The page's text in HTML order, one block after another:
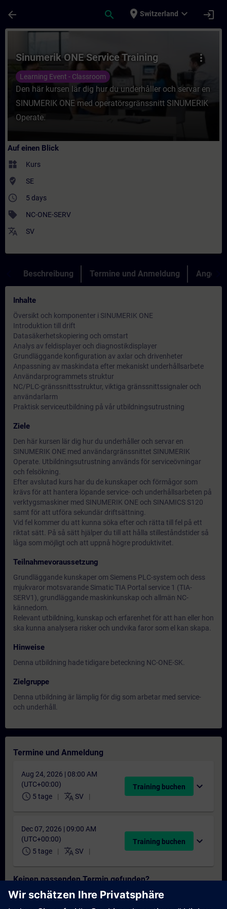
arrow_back search place Switzerland expand_more login
Kurs - Sinumerik ONE Service Training -
more_vert
Sinumerik ONE Service Training
Learning Event - Classroom
Den här kursen lär dig hur du underhåller och servar en
SINUMERIK ONE med operatörsgränssnitt SINUMERIK
Operate.
Auf einen Blick
widgets Kurs
where_to_vote SE
access_time 5 days
sell NC-ONE-SERV
translate SV
Beschreibung Termine und Anmeldung Angebot
Inhalte
Översikt och komponenter i SINUMERIK ONE
Introduktion till drift
Datasäkerhetskopiering och omstart
Analys av feldisplayer och diagnostikdisplayer
Grundläggande konfiguration av axlar och drivenheter
Anpassning av maskindata efter mekaniskt underhållsarbete
Användarprogrammets struktur
NC/PLC-gränssnittsstruktur, viktiga gränssnittssignaler och
användarlarm
Praktisk serviceutbildning på vår utbildningsutrustning
Ziele
Den här kursen lär dig hur du underhåller och servar en
SINUMERIK ONE med användargränssnittet SINUMERIK
Operate. Utbildningsutrustning används för serviceövningar
och felsökning.
Efter avslutad kurs har du de kunskaper och förmågor som
krävs för att hantera löpande service- och underhållsarbeten på
verktygsmaskiner med SINUMERIK ONE och SINAMICS S120
samt för att utföra sekundär driftsättning.
Vid fel kommer du att kunna söka efter och rätta till fel på ett
riktat sätt. På så sätt hjälper du till att hålla stilleståndstider så
låga som möjligt och att uppnå högre produktivitet.
Teilnahmevoraussetzung
Grundläggande kunskaper om Siemens PLC-system och dess
mjukvaror motsvarande Simatic TIA Portal service 1 (TIA-
SERV1), grundläggande maskinkunskap och allmän NC-
kännedom.
Relevant utbildning, kunskap och erfarenhet för att han eller hon
ska kunna analysera risker och undvika faror som el kan skapa.
Hinweise
Denna utbildning hade tidigare beteckning NC-ONE-SK.
Zielgruppe
Denna utbildning är lämplig för dig som arbetar med service-
och underhåll.
Termine und Anmeldung
Aug 24, 2026 | 08:00 AM
(UTC+00:00)
schedule 5 tage translate SV
Training buchen expand_more
Dec 07, 2026 | 09:00 AM
(UTC+00:00)
schedule 5 tage translate SV
Training buchen expand_more
Keinen passenden Termin gefunden?
Setzen Sie sich auf die Interessentenliste und erhalten Sie eine
Benachrichtigung sobald neue Termine verfügbar sind.